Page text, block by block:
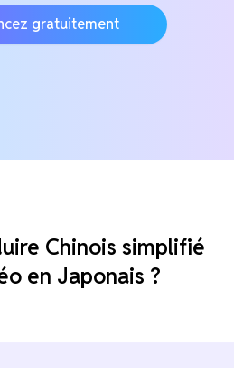
gratuitement
Chinois simplifié
en Japonais ?